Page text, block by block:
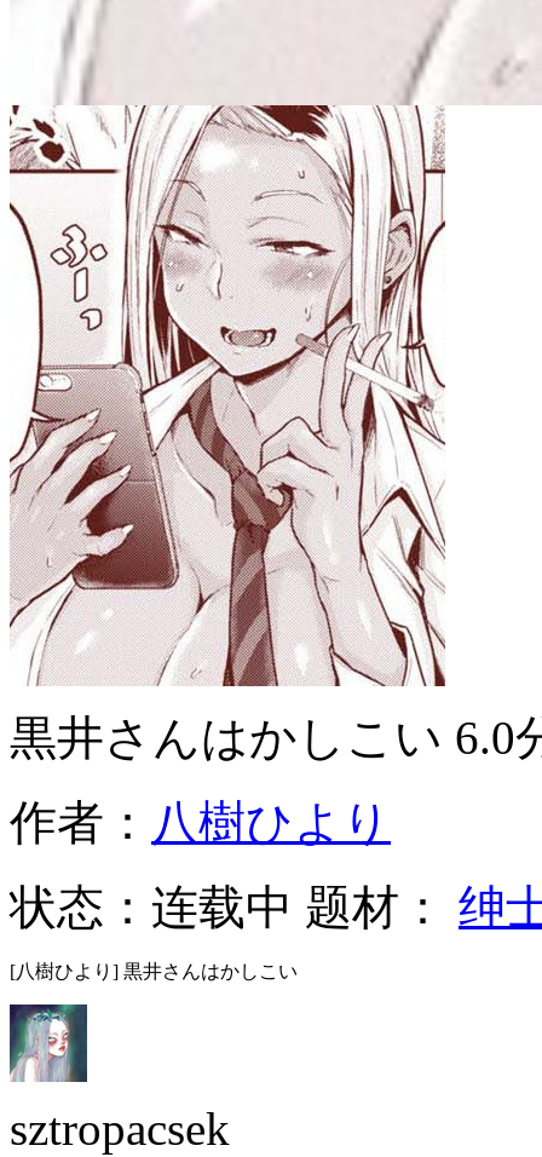
黒井さんはかしこい 6.0
作者： 八樹ひより
状态： 连载中 题材： 绅
[八樹ひより] 黒井さんはかしこい
sztropacsek